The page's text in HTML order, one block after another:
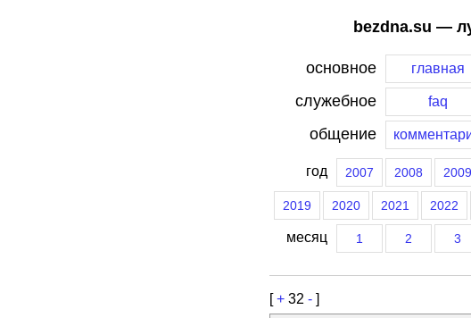
bezdna.su —
основное главная
служебное faq
общение
год 2007 2008 2009
2019 2020 2021 2022
месяц 1 2 3
[+ 32 - ]